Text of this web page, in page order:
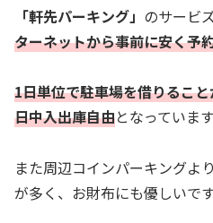
「軒先パーキング」 のサービ
ターネットから事前に安く予
1日単位で駐車場を借りるこ
日中入出庫自由となっています
また周辺コインパーキングよ
が多く、お財布にも優しいです